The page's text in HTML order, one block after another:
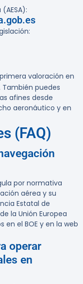
valoración en
. También puedes
afines desde
aeronáutico y en
(FAQ)
por normativa
aérea y su
Estatal de
la Unión Europea
en el BOE y en la web
operar
en